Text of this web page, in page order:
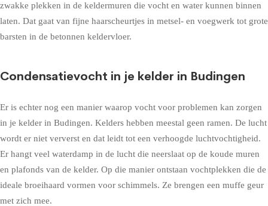
zwakke plekken in de keldermuren die vocht en water kunnen binnen
laten. Dat gaat van fijne haarscheurtjes in metsel- en voegwerk tot grote
barsten in de betonnen keldervloer.
Condensatievocht in je kelder in Budingen
Er is echter nog een manier waarop vocht voor problemen kan zorgen
in je kelder in Budingen. Kelders hebben meestal geen ramen. De lucht
wordt er niet ververst en dat leidt tot een verhoogde luchtvochtigheid.
Er hangt veel waterdamp in de lucht die neerslaat op de koude muren
en plafonds van de kelder. Op die manier ontstaan vochtplekken die de
ideale broeihaard vormen voor schimmels. Ze brengen een muffe geur
met zich mee.